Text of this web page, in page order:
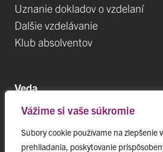
Vážime si vaše súkromie
Súbory cookie používame na zlepšenie
prehliadania, poskytovanie
Uznanie dokladov o vzdelaní
Dalšie vzdelávanie
Klub absolventov
Veda
Postdoktorandské pozíce
Projekty
Špičkové tímy